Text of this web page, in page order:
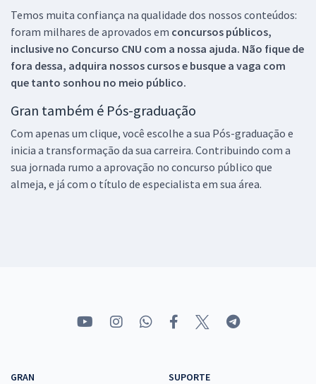
Temos muita confiança na qualidade dos nossos conteúdos:
foram milhares de aprovados em concursos públicos,
inclusive no Concurso CNU com a nossa ajuda. Não fique de
fora dessa, adquira nossos cursos e busque a vaga com
que tanto sonhou no meio público.
Gran também é Pós-graduação
Com apenas um clique, você escolhe a sua Pós-graduação e
inicia a transformação da sua carreira. Contribuindo com a
sua jornada rumo a aprovação no concurso público que
almeja, e já com o título de especialista em sua área.
GRAN
SUPORTE